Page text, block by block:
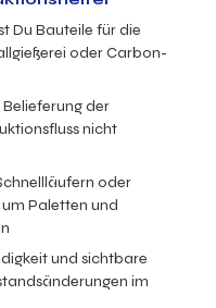
Du Bauteile für die
oder Carbon-
der
nicht
oder
Paletten und
und sichtbare
im